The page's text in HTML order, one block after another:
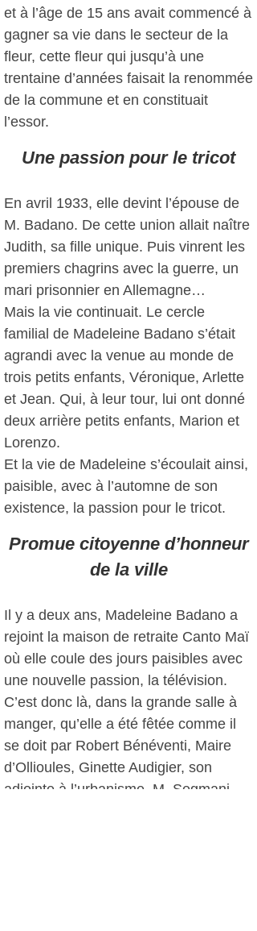
et à l’âge de 15 ans avait commencé à
gagner sa vie dans le secteur de la
fleur, cette fleur qui jusqu’à une
trentaine d’années faisait la renommée
de la commune et en constituait
l’essor.
Une passion pour le tricot
En avril 1933, elle devint l’épouse de
M. Badano. De cette union allait naître
Judith, sa fille unique. Puis vinrent les
premiers chagrins avec la guerre, un
mari prisonnier en Allemagne…
Mais la vie continuait. Le cercle
familial de Madeleine Badano s’était
agrandi avec la venue au monde de
trois petits enfants, Véronique, Arlette
et Jean. Qui, à leur tour, lui ont donné
deux arrière petits enfants, Marion et
Lorenzo.
Et la vie de Madeleine s’écoulait ainsi,
paisible, avec à l’automne de son
existence, la passion pour le tricot.
Promue citoyenne d’honneur
de la ville
Il y a deux ans, Madeleine Badano a
rejoint la maison de retraite Canto Maï
où elle coule des jours paisibles avec
une nouvelle passion, la télévision.
C’est donc là, dans la grande salle à
manger, qu’elle a été fêtée comme il
se doit par Robert Bénéventi, Maire
d’Ollioules, Ginette Audigier, son
adjointe à l’urbanisme, M. Segmani,